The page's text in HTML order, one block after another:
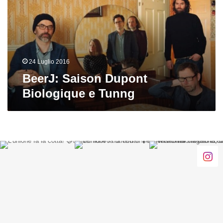
e
Tunng
24 Luglio 2016
BeerJ: Saison Dupont
Biologique e Tunng